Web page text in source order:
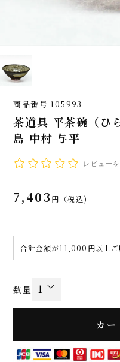
商品番号 105993
茶道具 平茶碗（ひ
島 中村 与平
レビューを
7,403 税込
合計金額が11,000円以上
カー